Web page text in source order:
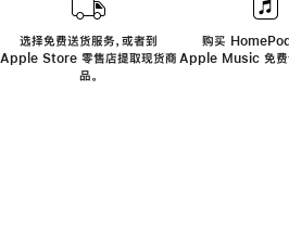
选择免费送货服务，或者到
Apple Store 零售店提取现货商
品。
购买
Apple Music 免费